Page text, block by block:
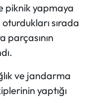
piknik yapmaya
sırada
parçasının
ve jandarma
yaptığı